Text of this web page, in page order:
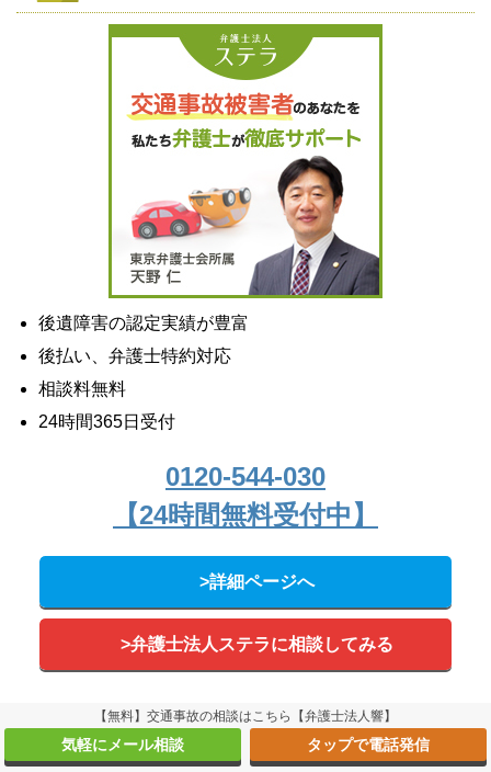
後遺障害の認定実績が豊富
後払い、弁護士特約対応
相談料無料
24時間365日受付
0120-544-030
【24時間無料受付中】
>詳細ページへ
>弁護士法人ステラに相談してみる
Twitter Facebook
【無料】交通事故の相談はこちら【弁護士法人響】
気軽にメール相談 タップで電話発信